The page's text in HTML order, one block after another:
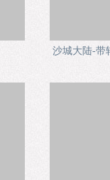
沙城大陆-带